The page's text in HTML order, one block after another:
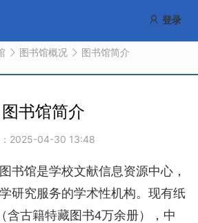
登录
图书馆概况 图书馆简介
图书馆简介
2025-04-30 13:48
书馆是学校文献信息资源中心，
研究服务的学术性机构。现有纸
含古籍特藏图书4万余册），中